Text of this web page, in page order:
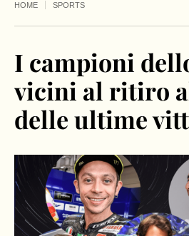
HOME SPORTS
I campioni
vicini al ritiro
delle ultime